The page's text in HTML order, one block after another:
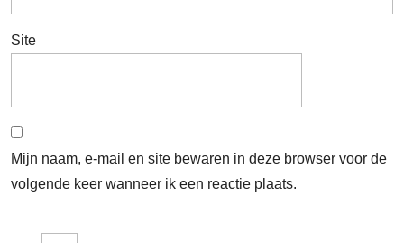
Site
Mijn naam, e-mail en site bewaren in deze browser voor de
volgende keer wanneer ik een reactie plaats.